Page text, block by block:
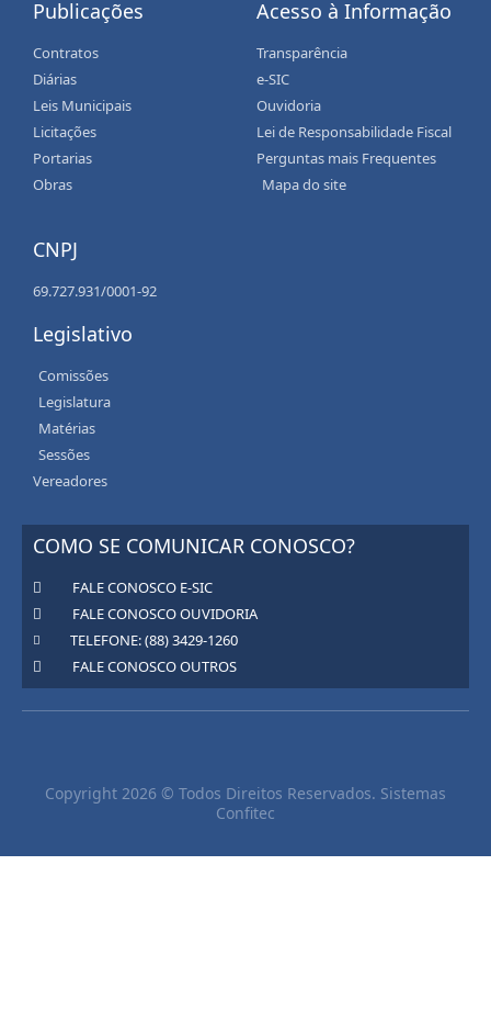
Publicações
Contratos
Diárias
Leis Municipais
Licitações
Portarias
Obras
Acesso à Informação
Transparência
e-SIC
Ouvidoria
Lei de Responsabilidade Fiscal
Perguntas mais Frequentes
Mapa do site
CNPJ
69.727.931/0001-92
Legislativo
Comissões
Legislatura
Matérias
Sessões
Vereadores
COMO SE COMUNICAR CONOSCO?
FALE CONOSCO E-SIC
FALE CONOSCO OUVIDORIA
TELEFONE: (88) 3429-1260
FALE CONOSCO OUTROS
Copyright 2026 © Todos Direitos Reservados. Sistemas
Confitec